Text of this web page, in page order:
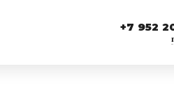
+7 952